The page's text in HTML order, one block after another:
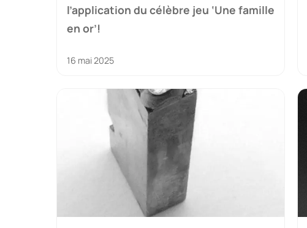
l’application du célèbre jeu ‘Une famille
en or’!
16 mai 2025